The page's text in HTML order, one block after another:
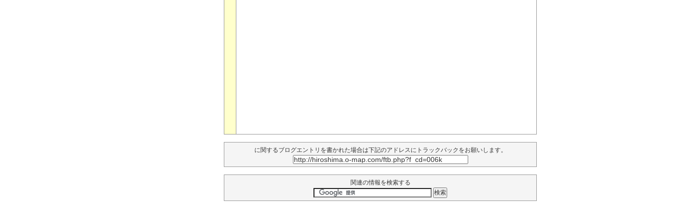
に関するブログエントリを書かれた場合は下記のアドレスにトラックバックをお願いします。
関連の情報を検索する